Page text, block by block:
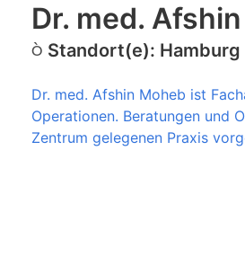
Dr. med.
Standort(e): Hamburg
Dr. med. Afshin Moheb ist
Operationen. Beratungen und
Zentrum gelegenen Praxis